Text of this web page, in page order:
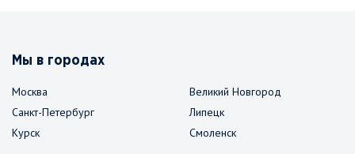
Мы в городах
Москва
Санкт-Петербург
Курск
Великий Новгород
Липецк
Смоленск